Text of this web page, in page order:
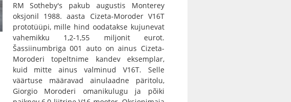
RM Sotheby's pakub augustis Monterey
oksjonil 1988. aasta Cizeta-Moroder V16T
prototüüpi, mille hind oodatakse kujunevat
vahemikku 1,2-1,55 miljonit eurot.
Šassiinumbriga 001 auto on ainus Cizeta-
Moroderi topeltnime kandev eksemplar,
kuid mitte ainus valminud V16T. Selle
väärtuse määravad ainulaadne päritolu,
Giorgio Moroderi omanikulugu ja põiki